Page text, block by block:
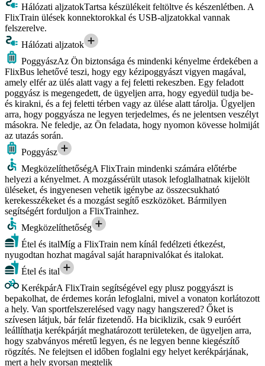
Hálózati aljzatokTartsa készülékeit feltöltve és készenlétben. A
FlixTrain ülések konnektorokkal és USB-aljzatokkal vannak
felszerelve.
Hálózati aljzatok
PoggyászAz Ön biztonsága és mindenki kényelme érdekében a
FlixBus lehetővé teszi, hogy egy kézipoggyászt vigyen magával,
amely elfér az ülés alatt vagy a fej feletti rekeszben. Egy feladott
poggyász is megengedett, de ügyeljen arra, hogy egyedül tudja be-
és kirakni, és a fej feletti térben vagy az ülése alatt tárolja. Ügyeljen
arra, hogy poggyásza ne legyen terjedelmes, és ne jelentsen veszélyt
másokra. Ne feledje, az Ön feladata, hogy nyomon kövesse holmiját
az utazás során.
Poggyász
MegközelíthetőségA FlixTrain mindenki számára előtérbe
helyezi a kényelmet. A mozgássérült utasok lefoglalhatnak kijelölt
üléseket, és ingyenesen vehetik igénybe az összecsukható
kerekesszékeket és a mozgást segítő eszközöket. Bármilyen
segítségért forduljon a FlixTrainhez.
Megközelíthetőség
Étel és italMíg a FlixTrain nem kínál fedélzeti étkezést,
nyugodtan hozhat magával saját harapnivalókat és italokat.
Étel és ital
KerékpárA FlixTrain segítségével egy plusz poggyászt is
bepakolhat, de érdemes korán lefoglalni, mivel a vonaton korlátozott
a hely. Van sportfelszerelésed vagy nagy hangszered? Őket is
szívesen látjuk, bár felár fizetendő. Ha biciklizik, csak 9 euróért
leállíthatja kerékpárját meghatározott területeken, de ügyeljen arra,
hogy szabványos méretű legyen, és ne legyen benne kiegészítő
rögzítés. Ne felejtsen el időben foglalni egy helyet kerékpárjának,
mert a hely gyorsan megtelik